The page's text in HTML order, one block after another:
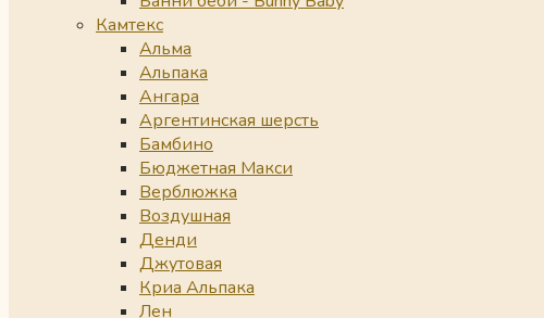
Камтекс
Альма
Альпака
Ангара
Аргентинская шерсть
Бамбино
Бюджетная Макси
Верблюжка
Воздушная
Денди
Джутовая
Криа Альпака
Лен